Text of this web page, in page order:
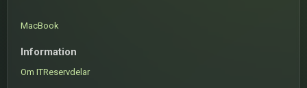
MacBook
Information
Om ITReservdelar